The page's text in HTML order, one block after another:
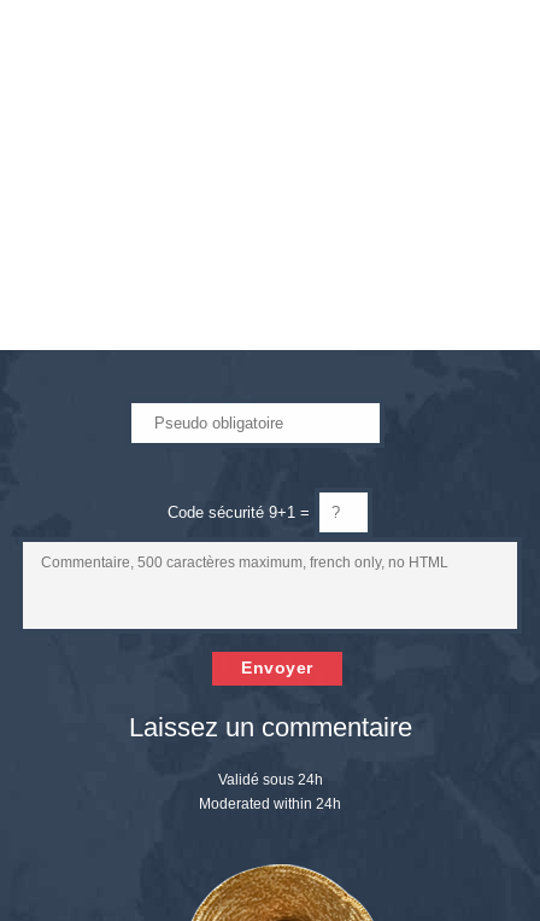
Code sécurité 9+1 =
Envoyer
Laissez un commentaire
Validé sous 24h
Moderated within 24h